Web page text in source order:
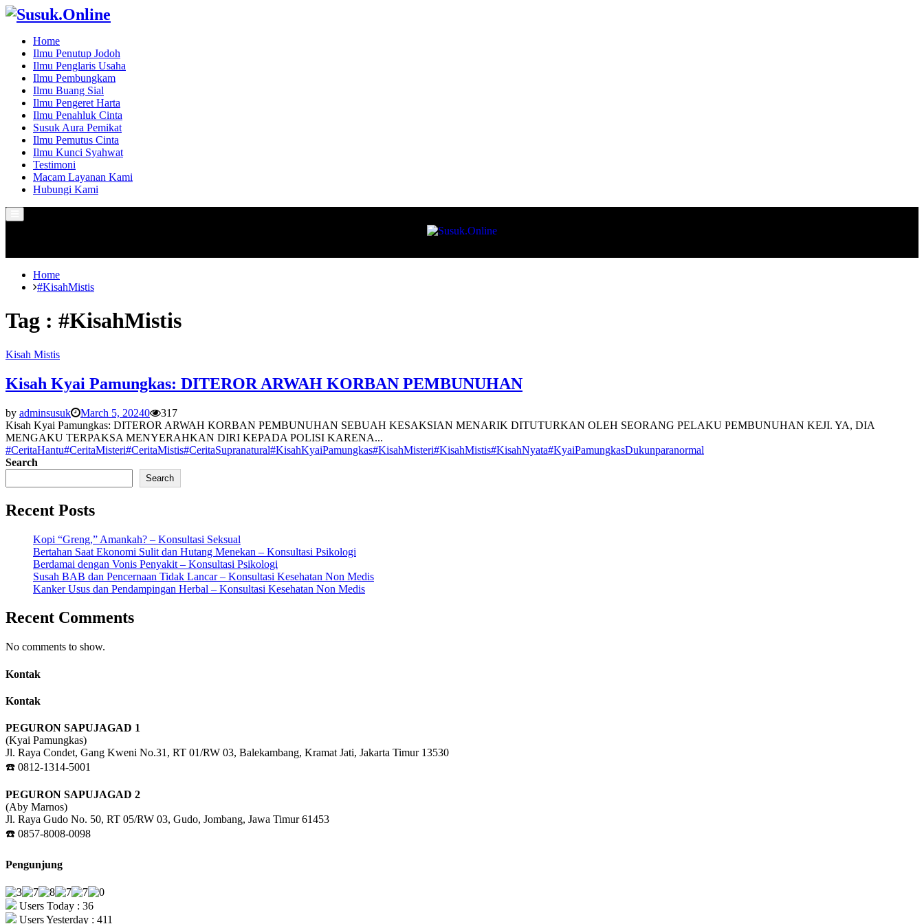
Home
Ilmu Penutup Jodoh
Ilmu Penglaris Usaha
Ilmu Pembungkam
Ilmu Buang Sial
Ilmu Pengeret Harta
Ilmu Penahluk Cinta
Susuk Aura Pemikat
Ilmu Pemutus Cinta
Ilmu Kunci Syahwat
Testimoni
Macam Layanan Kami
Hubungi Kami
Menu
Home
#KisahMistis
Tag : #KisahMistis
Kisah Mistis
Kisah Kyai Pamungkas: DITEROR ARWAH KORBAN PEMBUNUHAN
by adminsusuk March 5, 20240
317
Kisah Kyai Pamungkas: DITEROR ARWAH KORBAN PEMBUNUHAN SEBUAH KESAKSIAN MENARIK DITUTURKAN OLEH SEORANG PELAKU PEMBUNUHAN KEJI. YA, DIA
MENGAKU TERPAKSA MENYERAHKAN DIRI KEPADA POLISI KARENA...
#CeritaHantu#CeritaMisteri#CeritaMistis#CeritaSupranatural#KisahKyaiPamungkas#KisahMisteri#KisahMistis#KisahNyata#KyaiPamungkasDukunparanormal
Search
Search
Recent Posts
Kopi “Greng,” Amankah? – Konsultasi Seksual
Bertahan Saat Ekonomi Sulit dan Hutang Menekan – Konsultasi Psikologi
Berdamai dengan Vonis Penyakit – Konsultasi Psikologi
Susah BAB dan Pencernaan Tidak Lancar – Konsultasi Kesehatan Non Medis
Kanker Usus dan Pendampingan Herbal – Konsultasi Kesehatan Non Medis
Recent Comments
No comments to show.
Kontak
Kontak
PEGURON SAPUJAGAD 1
(Kyai Pamungkas)
Jl. Raya Condet, Gang Kweni No.31, RT 01/RW 03, Balekambang, Kramat Jati, Jakarta Timur 13530
☎️ 0812-1314-5001
PEGURON SAPUJAGAD 2
(Aby Marnos)
Jl. Raya Gudo No. 50, RT 05/RW 03, Gudo, Jombang, Jawa Timur 61453
☎️ 0857-8008-0098
Pengunjung
Users Today : 36
Users Yesterday : 411